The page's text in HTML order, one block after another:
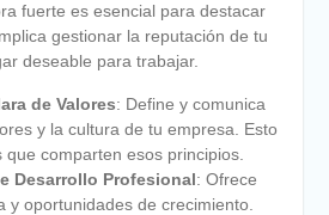
fuerte es esencial para destacar
gestionar la reputación de tu
deseable para trabajar.
de Valores: Define y comunica
y la cultura de tu empresa. Esto
comparten esos principios.
Desarrollo Profesional: Ofrece
y oportunidades de crecimiento.